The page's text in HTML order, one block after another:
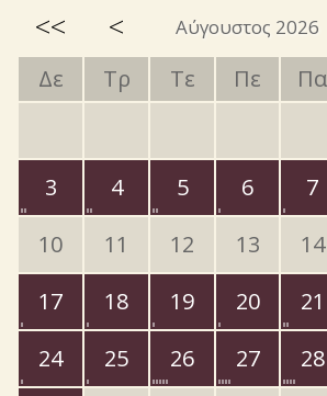
<< < Αύγουστος 2026
Δε Τρ Τε Πε Πα
3
4 5 6 7
10
11 12 13 14
17
18 19 20 21
24
25 26 27 28